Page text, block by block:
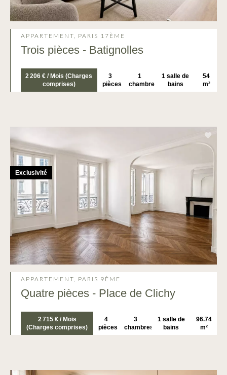
APPARTEMENT, PARIS 17ÈME
Trois pièces - Batignolles
2 206 € / Mois (Charges
comprises)
3
pièces
1
chambre
1 salle de
bains
54
m²
APPARTEMENT, PARIS 9ÈME
Quatre pièces - Place de Clichy
2 715 € / Mois
(Charges comprises)
4
pièces
3
chambres
1 salle de
bains
96.74
m²
Exclusivité